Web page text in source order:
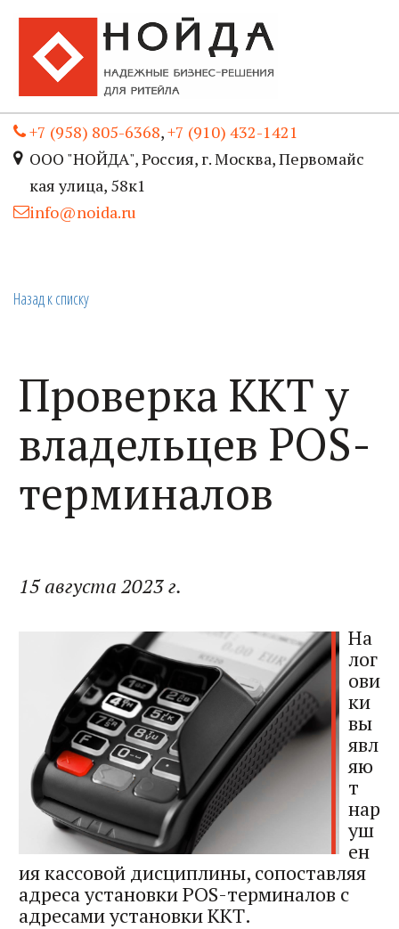
+7 (958) 805-6368,+7 (910) 432-1421
ООО "НОЙДА",Россия, г. Москва,Первомайс
кая улица, 58к1
info@noida.ru
Назад к списку
Проверка ККТ у
владельцев POS-
терминалов
15 августа 2023 г.
На
лог
ови
ки
вы
явл
яю
т
нар
уш
ен
ия кассовой дисциплины, сопоставляя
адреса установки POS-терминалов с
адресами установки ККТ.